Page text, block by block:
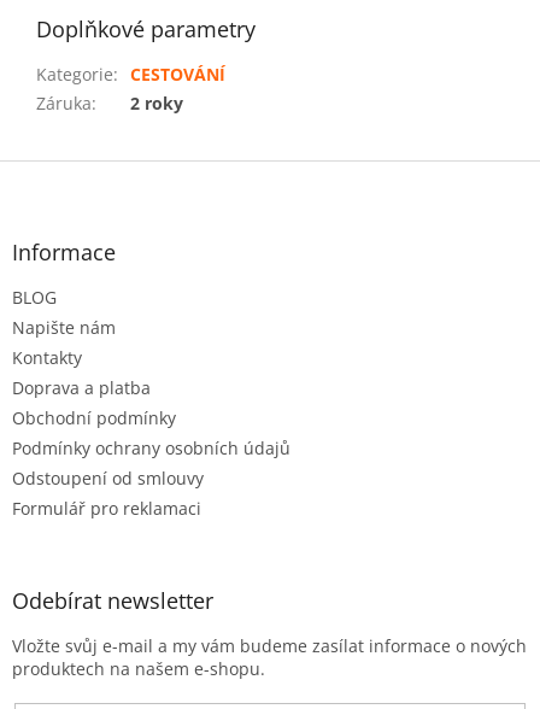
Doplňkové parametry
Kategorie: CESTOVÁNÍ
Záruka: 2 roky
Z
Informace
BLOG
Napište nám
Kontakty
Doprava a platba
Obchodní podmínky
Podmínky ochrany osobních údajů
Odstoupení od smlouvy
Formulář pro reklamaci
Odebírat newsletter
Vložte svůj e-mail a my vám budeme zasílat informace o nových
produktech na našem e-shopu.